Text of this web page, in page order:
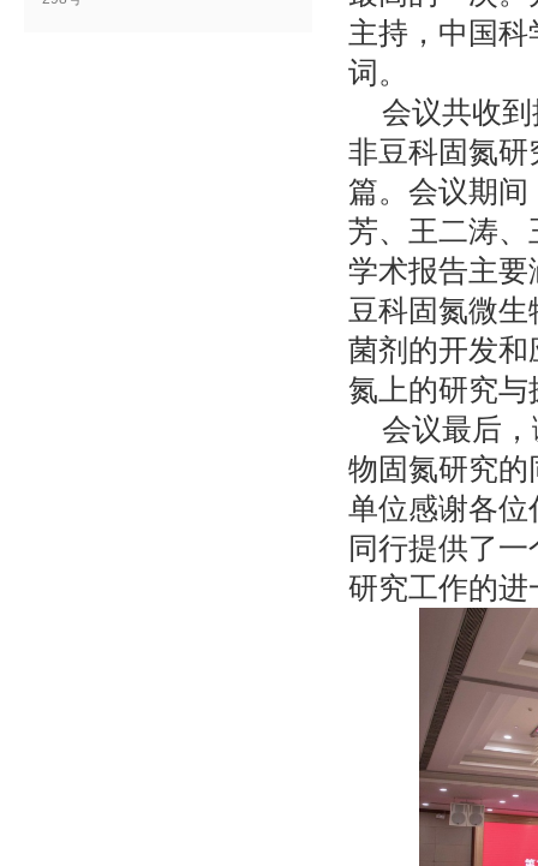
主持，中国
词。
会议共收
非豆科固氮
篇。会议期
芳、王二涛
学术报告主
豆科固氮微
菌剂的开发
氮上的研究
会议最后
物固氮研究
单位感谢各
同行提供了
研究工作的